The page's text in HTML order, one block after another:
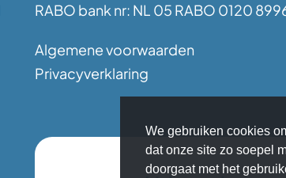
RABO bank nr: NL 05 RABO 0120
Algemene voorwaarden
Privacyverklaring
We gebruiken cookies
dat onze site zo soepel
doorgaat met het